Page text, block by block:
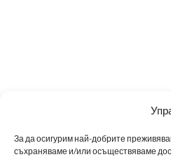
За да осигурим най-добрите
съхраняваме и/или осъществяваме